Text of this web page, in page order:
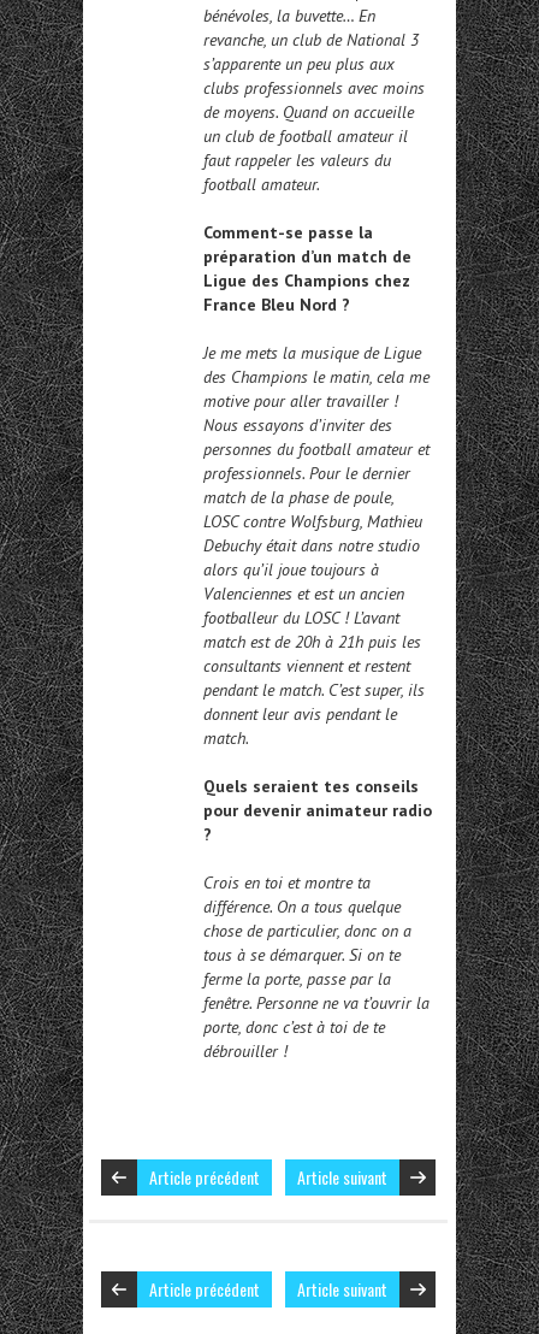
bénévoles, la buvette… En
revanche, un club de National 3
s’apparente un peu plus aux
clubs professionnels avec moins
de moyens. Quand on accueille
un club de football amateur il
faut rappeler les valeurs du
football amateur.
Comment-se passe la
préparation d’un match de
Ligue des Champions chez
France Bleu Nord ?
Je me mets la musique de Ligue
des Champions le matin, cela me
motive pour aller travailler !
Nous essayons d’inviter des
personnes du football amateur et
professionnels. Pour le dernier
match de la phase de poule,
LOSC contre Wolfsburg, Mathieu
Debuchy était dans notre studio
alors qu’il joue toujours à
Valenciennes et est un ancien
footballeur du LOSC ! L’avant
match est de 20h à 21h puis les
consultants viennent et restent
pendant le match. C’est super, ils
donnent leur avis pendant le
match.
Quels seraient tes conseils
pour devenir animateur radio
?
Crois en toi et montre ta
différence. On a tous quelque
chose de particulier, donc on a
tous à se démarquer. Si on te
ferme la porte, passe par la
fenêtre. Personne ne va t’ouvrir la
porte, donc c’est à toi de te
débrouiller !
Article précédent Article suivant
Article précédent Article suivant